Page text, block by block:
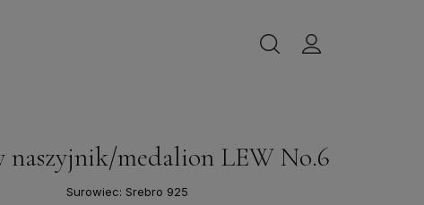
naszyjnik/medalion LEW No.6
Surowiec: Srebro 925